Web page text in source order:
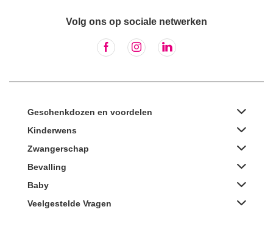
Volg ons op sociale netwerken
Geschenkdozen en voordelen
Kinderwens
Zwangerschap
Bevalling
Baby
Veelgestelde Vragen